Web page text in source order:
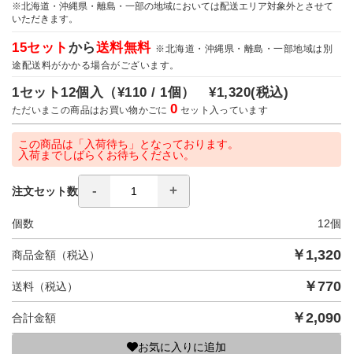
※北海道・沖縄県・離島・一部の地域においては配送エリア対象外とさせて
いただきます。
15セット から送料無料 ※北海道・沖縄県・離島・一部地域は別
途配送料がかかる場合がございます。
1セット12個入（¥110 / 1個）¥1,320(税込)
ただいまこの商品はお買い物かごに0 セット入っています
この商品は「入荷待ち」となっております。
入荷までしばらくお待ちください。
注文セット数
個数 12個
商品金額（税込） ￥ 1,320
送料（税込） ￥770
合計金額 ￥2,090
お気に入りに追加